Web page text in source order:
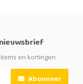
en kortingen
Abonneer